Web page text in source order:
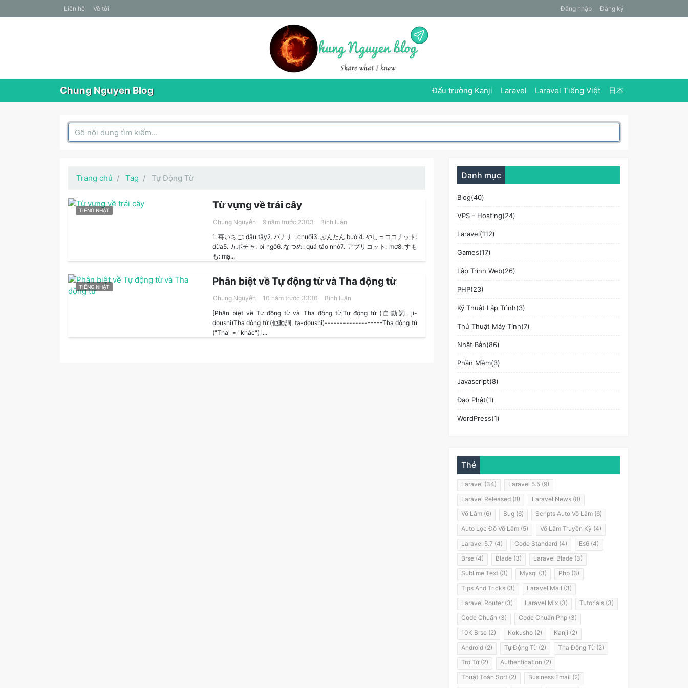
liên hệ Về tôi Đăng nhập Đăng ký
Chung Nguyen Blog Đấu trường Kanji Laravel Laravel Tiếng Việt 日本
Search Box
Trang chủ Tag Tự Động Từ
TIẾNG NHẬT Từ vựng về trái cây
Chung Nguyễn 9 năm trước 2303
Bình luận
1. 苺いちご: dâu tây2. バナナ : chuối3. ぶんたん:bưởi4. やし＝ココナット:
dừa5. カボチャ: bí ngô6. なつめ: quả táo nhỏ7. アブリコット: mơ8. すも
も: mậ...
TIẾNG NHẬT Phân biệt về Tự động từ và Tha động từ
Chung Nguyễn 10 năm trước 3330
Bình luận
[Phân biệt về Tự động từ và Tha động từ]Tự động từ (自動詞, ji-
doushi)Tha động từ (他動詞, ta-doushi)-------------------Tha động từ
("Tha" = "khác") l...
Danh mục
Blog(40)
VPS - Hosting(24)
Laravel(112)
Games(17)
Lập Trình Web(26)
PHP(23)
Kỹ Thuật Lập Trình(3)
Thủ Thuật Máy Tính(7)
Nhật Bản(86)
Phần Mềm(3)
Javascript(8)
Đạo Phật(1)
WordPress(1)
Thẻ
Laravel (34)
Laravel 5.5 (9)
Laravel Released (8)
Laravel News (8)
Võ Lâm (6)
Bug (6)
Scripts Auto Võ Lâm (6)
Auto Lọc Đồ Võ Lâm (5)
Võ Lâm Truyền Kỳ (4)
Laravel 5.7 (4)
Code Standard (4)
Es6 (4)
Brse (4)
Blade (3)
Laravel Blade (3)
Sublime Text (3)
Mysql (3)
Php (3)
Tips And Tricks (3)
Laravel Mail (3)
Laravel Router (3)
Laravel Mix (3)
Tutorials (3)
Code Chuẩn (3)
Code Chuẩn Php (3)
10K Brse (2)
Kokusho (2)
Kanji (2)
Android (2)
Tự Động Từ (2)
Tha Động Từ (2)
Trợ Từ (2)
Authentication (2)
Thuật Toán Sort (2)
Business Email (2)